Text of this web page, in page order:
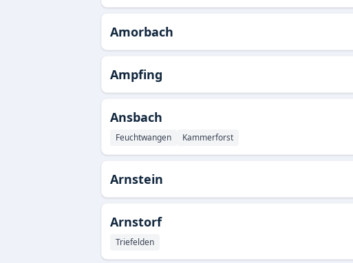
Amorbach
Ampfing
Ansbach
Feuchtwangen Kammerforst
Arnstein
Arnstorf
Triefelden